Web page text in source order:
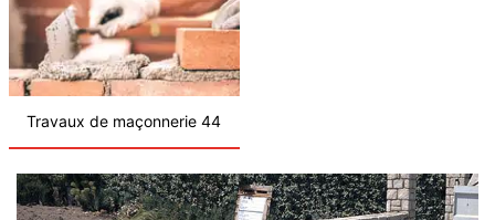
Travaux de maçonnerie 44